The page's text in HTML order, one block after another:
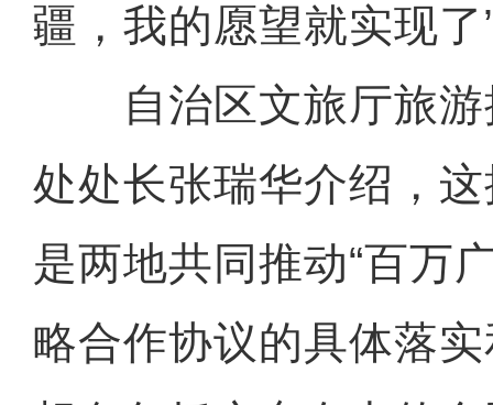
疆，我的愿望就实现了
自治区文旅厅旅游
处处长张瑞华介绍，
是两地共同推动“百万
略合作协议的具体落